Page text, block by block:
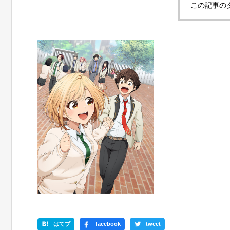
この記事の
はてブ facebook tweet